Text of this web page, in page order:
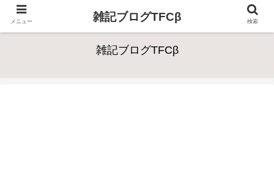
雑記ブログTFCβ
メニュー 雑記ブログTFCβ 検索